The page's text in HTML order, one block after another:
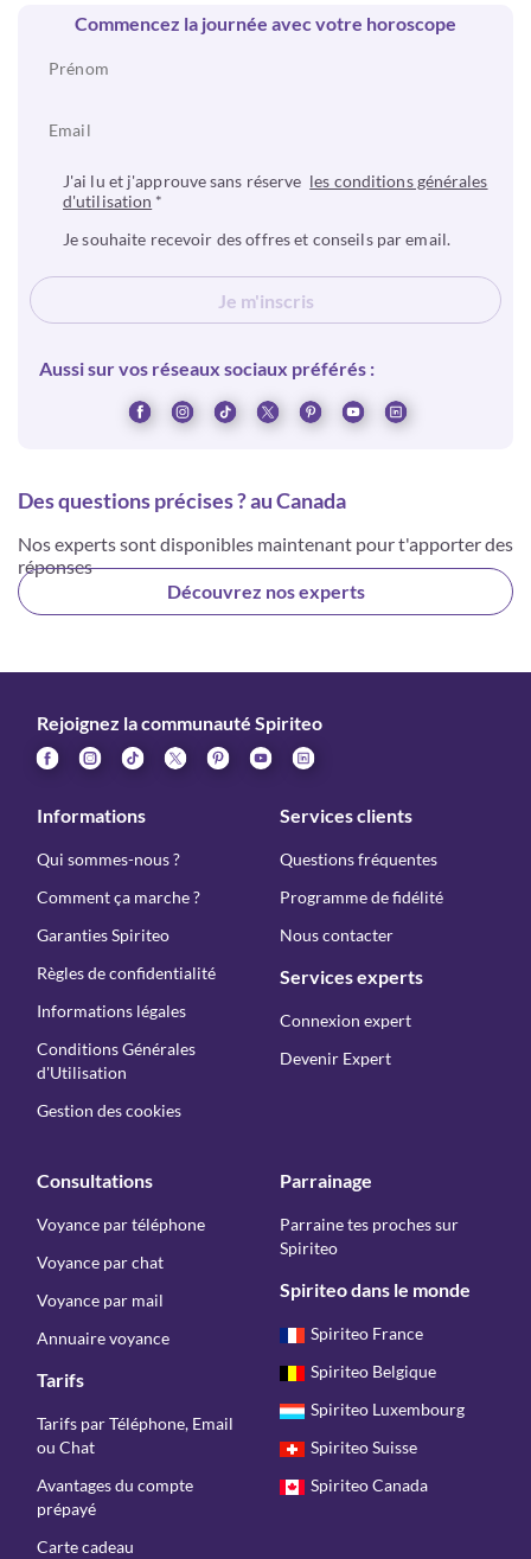
Commencez la journée avec votre horoscope
J'ai lu et j'approuve sans réserve les conditions générales
d'utilisation *
Je souhaite recevoir des offres et conseils par email.
Je m'inscris
Aussi sur vos réseaux sociaux préférés :
Des questions précises ? au Canada
Nos experts sont disponibles maintenant pour t'apporter des
réponses
Découvrez nos experts
Rejoignez la communauté Spiriteo
Informations
Qui sommes-nous ?
Comment ça marche ?
Garanties Spiriteo
Règles de confidentialité
Informations légales
Conditions Générales
d'Utilisation
Gestion des cookies
Services clients
Questions fréquentes
Programme de fidélité
Nous contacter
Services experts
Connexion expert
Devenir Expert
Consultations
Voyance par téléphone
Voyance par chat
Voyance par mail
Annuaire voyance
Tarifs
Tarifs par Téléphone, Email
ou Chat
Avantages du compte
prépayé
Carte cadeau
Parrainage
Parraine tes proches sur
Spiriteo
Spiriteo dans le monde
Spiriteo France
Spiriteo Belgique
Spiriteo Luxembourg
Spiriteo Suisse
Spiriteo Canada